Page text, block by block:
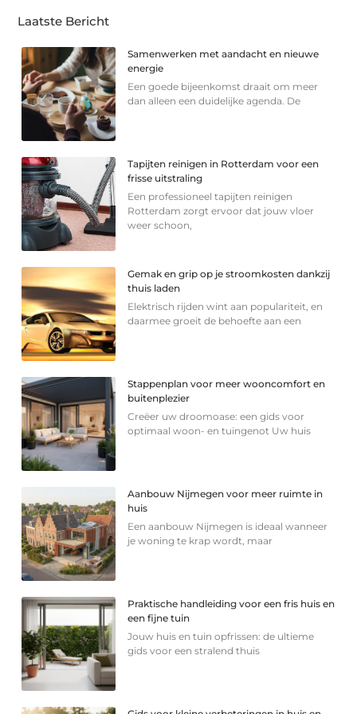
Laatste Bericht
Samenwerken met aandacht en nieuwe
energie
Een goede bijeenkomst draait om meer
dan alleen een duidelijke agenda. De
Tapijten reinigen in Rotterdam voor een
frisse uitstraling
Een professioneel tapijten reinigen
Rotterdam zorgt ervoor dat jouw vloer
weer schoon,
Gemak en grip op je stroomkosten dankzij
thuis laden
Elektrisch rijden wint aan populariteit, en
daarmee groeit de behoefte aan een
Stappenplan voor meer wooncomfort en
buitenplezier
Creëer uw droomoase: een gids voor
optimaal woon- en tuingenot Uw huis
Aanbouw Nijmegen voor meer ruimte in
huis
Een aanbouw Nijmegen is ideaal wanneer
je woning te krap wordt, maar
Praktische handleiding voor een fris huis en
een fijne tuin
Jouw huis en tuin opfrissen: de ultieme
gids voor een stralend thuis